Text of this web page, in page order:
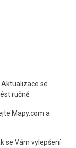
se
ručně:
Mapy.com a
se Vám vylepšení